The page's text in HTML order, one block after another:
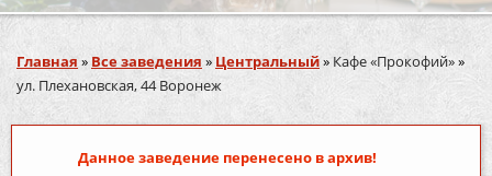
Вы здесь
Главная » Все заведения » Центральный» Кафе «Прокофий»»
ул. Плехановская, 44 Воронеж
Данное заведение перенесено в архив!